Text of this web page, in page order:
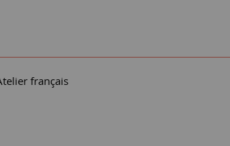
français